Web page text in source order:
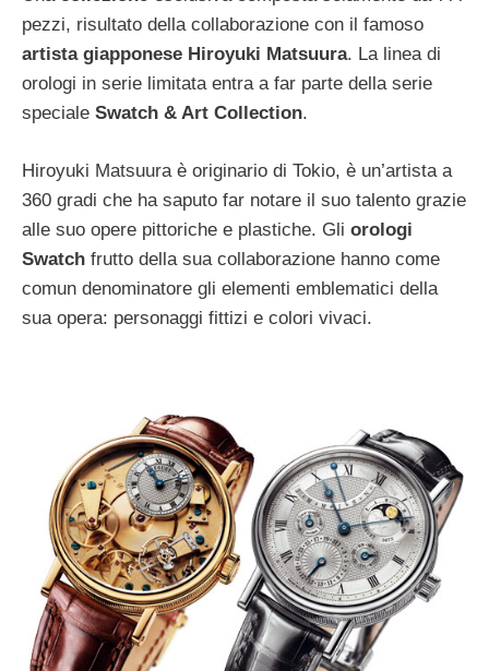
pezzi, risultato della collaborazione con il famoso
artista giapponese Hiroyuki Matsuura. La linea di
orologi in serie limitata entra a far parte della serie
speciale Swatch & Art Collection.
Hiroyuki Matsuura è originario di Tokio, è un’artista a
360 gradi che ha saputo far notare il suo talento grazie
alle suo opere pittoriche e plastiche. Gli orologi
Swatch frutto della sua collaborazione hanno come
comun denominatore gli elementi emblematici della
sua opera: personaggi fittizi e colori vivaci.